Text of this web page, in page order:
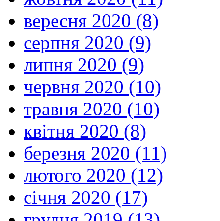
вересня 2020 (8)
серпня 2020 (9)
липня 2020 (9)
червня 2020 (10)
травня 2020 (10)
квітня 2020 (8)
березня 2020 (11)
лютого 2020 (12)
січня 2020 (17)